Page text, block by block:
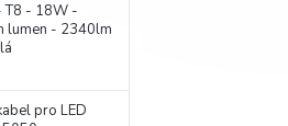
T8 - 18W -
lumen - 2340lm
pro LED